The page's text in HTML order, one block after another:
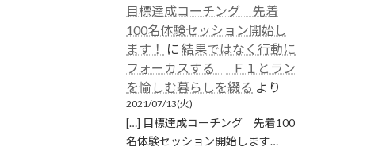
目標達成コーチング 先着
100名体験セッション開始し
ます！
に結果ではなく行動に
フォーカスする │ Ｆ１とラン
を愉しむ暮らしを綴る より
2021/07/13(火)
[…] 目標達成コーチング 先着100
名体験セッション開始します…